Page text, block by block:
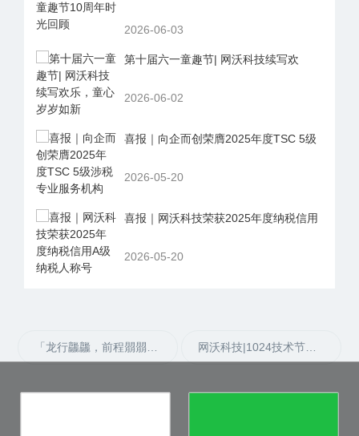
2026-06-03
第十届六一童趣节| 网沃科技续写欢
2026-06-02
喜报｜向企而创荣膺2025年度TSC 5级
2026-05-20
喜报｜网沃科技荣获2025年度纳税信用
2026-05-20